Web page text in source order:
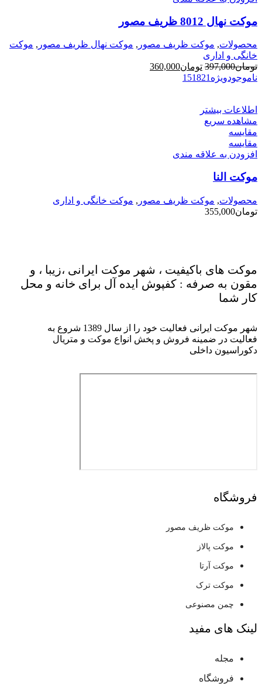
موکت نهال 8012 ظریف مصور
محصولات, موکت ظریف مصور , موکت نهال ظریف مصور , موکت
خانگی و اداری
تومان397,000 قیمت
اصلی
تومان360,000
ناموجودویژه 151821
اطلاعات بیشتر
مشاهده سریع
مقایسه
مقایسه
افزودن به علاقه مندی
موکت النا
محصولات, موکت ظریف مصور , موکت خانگی و اداری
تومان355,000
موکت های باکیفیت ، شهر موکت ایرانی ،زیبا ، و
مقون به صرفه : کفپوش ایده آل برای خانه و محل
کار شما
شهر موکت ایرانی فعالیت خود را از سال 1389 شروع به
فعالیت در ضمینه فروش و پخش انواع موکت و متریال
دکوراسیون داخلی
فروشگاه
موکت ظریف مصور
موکت پالاز
موکت آرتا
موکت ترک
چمن مصنوعی
لینک های مفید
مجله
فروشگاه